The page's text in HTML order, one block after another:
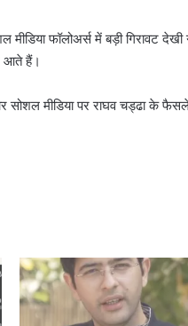
फॉलोअर्स में बड़ी गिरावट देखी
आते हैं।
मीडिया पर राघव चड्ढा के